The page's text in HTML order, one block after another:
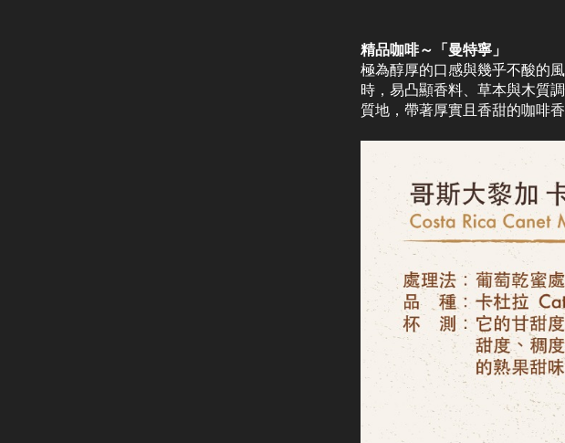
精品咖啡～「曼特寧」
極為醇厚的口感與幾乎不酸的
時，易凸顯香料、草本與木質
質地，帶著厚實且香甜的咖啡